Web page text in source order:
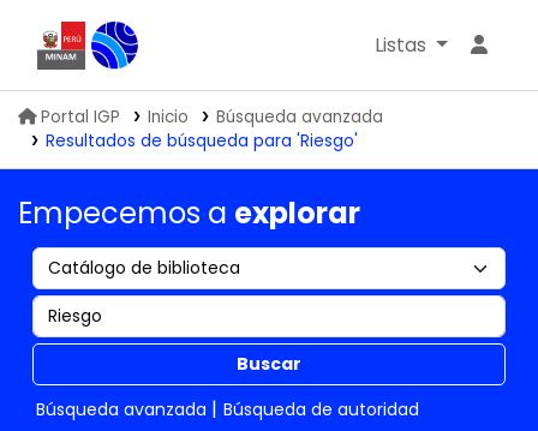
Biblioteca IGP
Listas
Portal IGP Inicio
Búsqueda avanzada
Resultados de búsqueda para 'Riesgo'
Empecemos a explorar
Buscar
Búsqueda avanzada
Búsqueda de autoridad